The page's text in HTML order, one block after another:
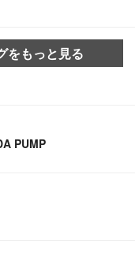
をもっと見る
PUMP